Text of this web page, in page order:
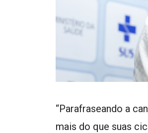
“Parafraseando a
mais do que suas